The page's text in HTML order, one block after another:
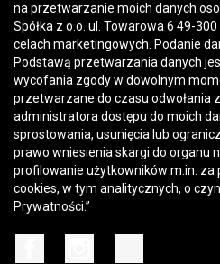
na przetwarzanie moich danych
Spółka z o.o. ul. Towarowa 6 49-
celach marketingowych. Podanie
Podstawą przetwarzania danych
wycofania zgody w dowolnym
przetwarzane do czasu odwołania
administratora dostępu do moich
sprostowania, usunięcia lub
prawo wniesienia skargi do organu
profilowanie użytkowników m.in. za
cookies, w tym analitycznych, o
Prywatności.”